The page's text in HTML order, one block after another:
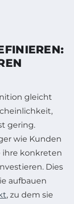
gleicht
gering.
wie Kunden
ihre konkreten
Dies
aufbauen
, zu dem sie